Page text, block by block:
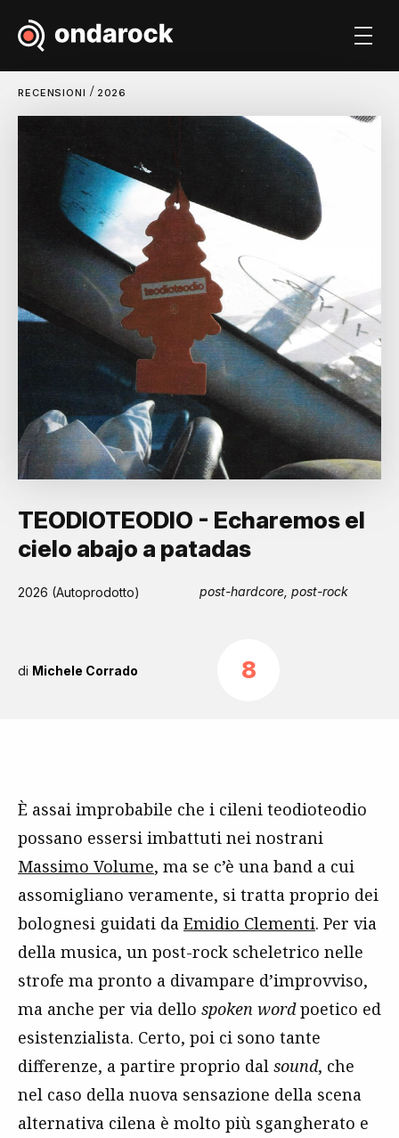
RECENSIONI / 2026
TEODIOTEODIO - Echaremos el
cielo abajo a patadas
2026 (Autoprodotto) post-hardcore, post-rock
di Michele Corrado 8
È assai improbabile che i cileni teodioteodio
possano essersi imbattuti nei nostrani
Massimo Volume, ma se c’è una band a cui
assomigliano veramente, si tratta proprio dei
bolognesi guidati da Emidio Clementi. Per via
della musica, un post-rock scheletrico nelle
strofe ma pronto a divampare d’improvviso,
ma anche per via dello spoken wordpoetico ed
esistenzialista. Certo, poi ci sono tante
differenze, a partire proprio dal sound, che
nel caso della nuova sensazione della scena
alternativa cilena è molto più sgangherato e